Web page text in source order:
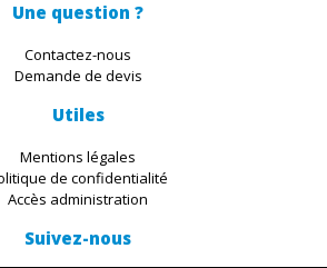
Une question ?
Contactez-nous
Demande de devis
Utiles
Mentions légales
de confidentialité
Accès administration
Suivez-nous